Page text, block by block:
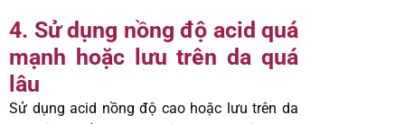
4. Sử dụng nồng độ acid quá
mạnh hoặc lưu trên da quá
lâu
Sử dụng acid nồng độ cao hoặc lưu trên da